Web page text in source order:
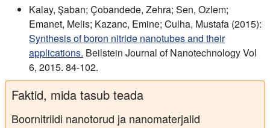
Kalay, Şaban; Çobandede, Zehra; Sen, Ozlem;
Emanet, Melis; Kazanc, Emine; Culha, Mustafa (2015):
Synthesis of boron nitride nanotubes and their
applications. Beilstein Journal of Nanotechnology Vol
6, 2015. 84-102.
Faktid, mida tasub teada
Boornitriidi nanotorud ja nanomaterjalid